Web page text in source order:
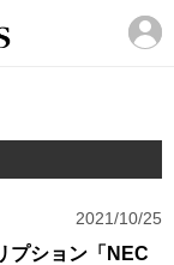
2021/10/25
プション「NEC